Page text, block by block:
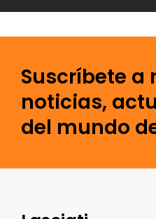
Suscríbete a
noticias,
del mundo